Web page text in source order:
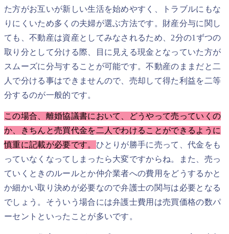
た方がお互いが新しい生活を始めやすく、トラブルにもな
りにくいため多くの夫婦が選ぶ方法です。財産分与に関し
ても、不動産は資産としてみなされるため、2分の1ずつの
取り分として分ける際、目に見える現金となっていた方が
スムーズに分与することが可能です。不動産のままだと二
人で分ける事はできませんので、売却して得た利益を二等
分するのが一般的です。
この場合、離婚協議書において、どうやって売っていくの
か、きちんと売買代金を二人でわけることができるように
慎重に記載が必要です。 ひとりが勝手に売って、代金をも
っていなくなってしまったら大変ですからね。また、売っ
ていくときのルールとか仲介業者への費用をどうするかと
か細かい取り決めが必要なので弁護士の関与は必要となる
でしょう。そういう場合には弁護士費用は売買価格の数パ
ーセントといったことが多いです。